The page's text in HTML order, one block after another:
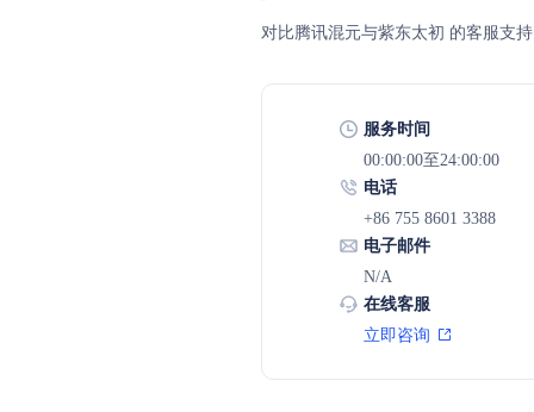
对比腾讯混元与紫东太初 的客服支
服务时间
00:00:00至24:00:00
电话
+86 755 8601 3388
电子邮件
N/A
在线客服
立即咨询